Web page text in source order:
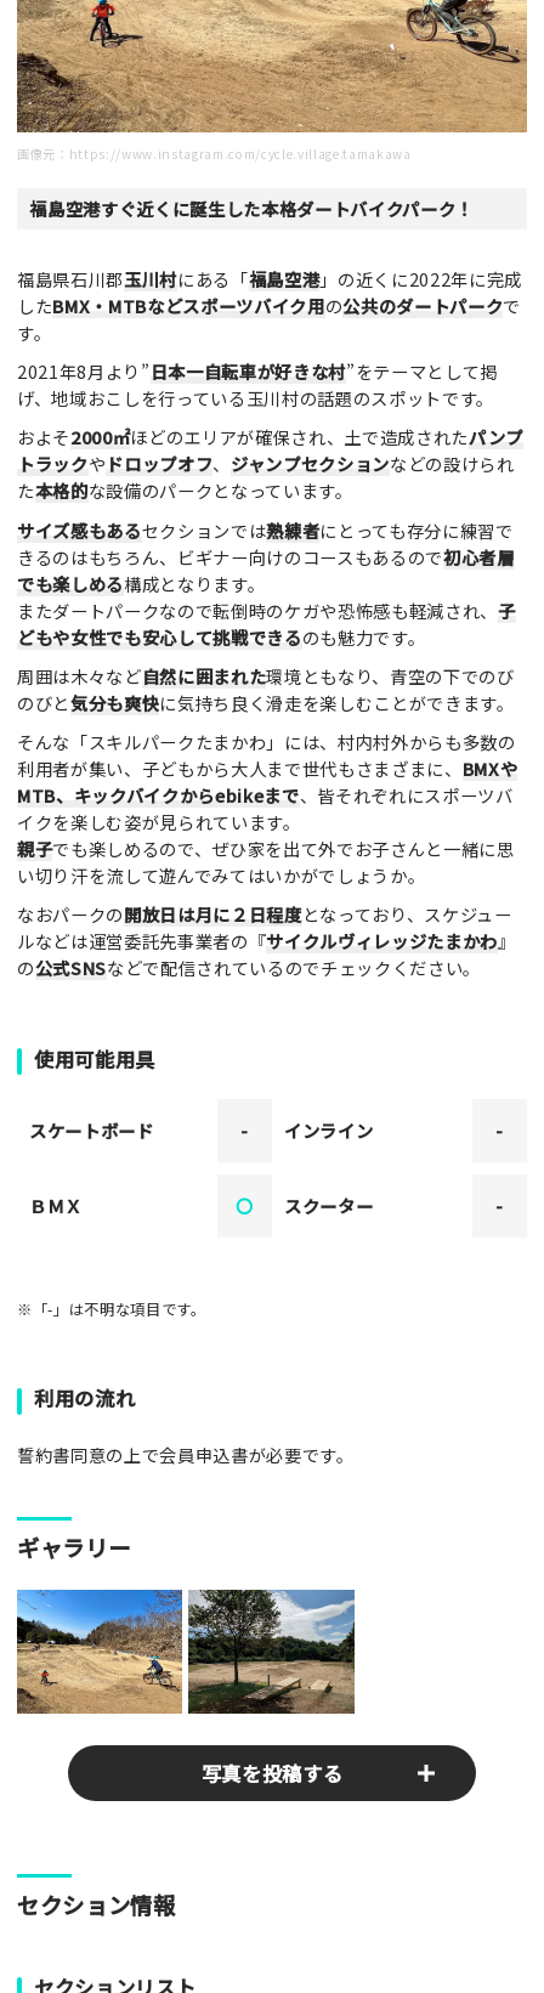
画像元： https://www.instagram.com/cycle.village.tamakawa
福島空港すぐ近くに誕生した本格ダートバイクパーク！
福島県石川郡玉川村にある「福島空港」の近くに2022年に完成
したBMX・MTBなどスポーツバイク用の公共のダートパークで
す。
2021年8月より”日本一自転車が好きな村”をテーマとして掲
げ、地域おこしを行っている玉川村の話題のスポットです。
およそ2000㎡ほどのエリアが確保され、土で造成されたパンプ
トラックや ドロップオフ、 ジャンプセクションなどの設けられ
た本格的な設備のパークとなっています。
サイズ感もあるセクションでは熟練者にとっても存分に練習で
きるのはもちろん、ビギナー向けのコースもあるので初心者層
でも楽しめる構成となります。
またダートパークなので転倒時のケガや恐怖感も軽減され、 子
どもや女性でも安心して挑戦できるのも魅力です。
周囲は木々など自然に囲まれた環境ともなり、青空の下でのび
のびと気分も爽快に気持ち良く滑走を楽しむことができます。
そんな「スキルパークたまかわ」には、村内村外からも多数の
利用者が集い、子どもから大人まで世代もさまざまに、 BMXや
MTB、キックバイクからebikeまで、皆それぞれにスポーツバ
イクを楽しむ姿が見られています。
親子でも楽しめるので、ぜひ家を出て外でお子さんと一緒に思
い切り汗を流して遊んでみてはいかがでしょうか。
なおパークの開放日は月に２日程度となっており、スケジュー
ルなどは運営委託先事業者の『サイクルヴィレッジたまかわ』
の公式SNSなどで配信されているのでチェックください。
使用可能用具
スケートボード - インライン -
ＢＭＸ 〇 スクーター -
※「-」は不明な項目です。
利用の流れ
誓約書同意の上で会員申込書が必要です。
ギャラリー
写真を投稿する
パークやスポットの写真をぜひお送りください！あなたの写真
がみんなの参考となります！
セクション情報
セクションリスト